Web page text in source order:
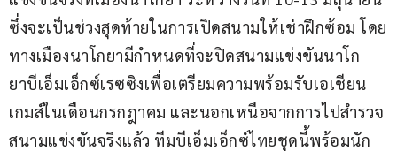
ซึ่งจะเป็นช่วงสุดท้ายในการเปิดสนามให้เช่าฝึกซ้อม โดย
ทางเมืองนาโกยามีกำหนดที่จะปิดสนามแข่งขันนาโก
ยาบีเอ็มเอ็กซ์เรซซิงเพื่อเตรียมความพร้อมรับเอเชียน
เกมส์ในเดือนกรกฎาคม และนอกเหนือจากการไปสำรวจ
สนามแข่งขันจริงแล้ว ทีมบีเอ็มเอ็กซ์ไทยชุดนี้พร้อมนัก